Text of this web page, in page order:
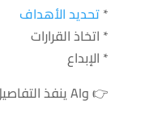
*تحديد الأهداف
* اتخاذ القرارات
* الإبداع
👉 وAI ينفذ التفاصيل.